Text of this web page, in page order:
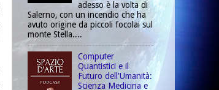
adesso è la volta di
Salerno, con un incendio che ha
avuto origine da piccoli focolai sul
monte Stella....
Computer
Quantistici e il
Futuro dell'Umanità:
Scienza Medicina e